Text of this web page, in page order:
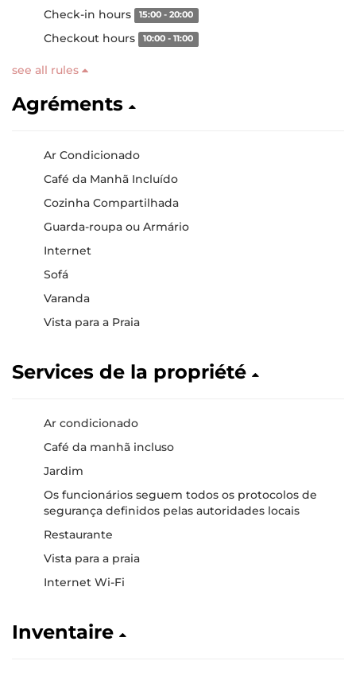
Check-in hours 15:00 - 20:00
Checkout hours 10:00 - 11:00
see all rules
Agréments
Ar Condicionado
Café da Manhã Incluído
Cozinha Compartilhada
Guarda-roupa ou Armário
Internet
Sofá
Varanda
Vista para a Praia
Services de la propriété
Ar condicionado
Café da manhã incluso
Jardim
Os funcionários seguem todos os protocolos de
segurança definidos pelas autoridades locais
Restaurante
Vista para a praia
Internet Wi-Fi
Inventaire